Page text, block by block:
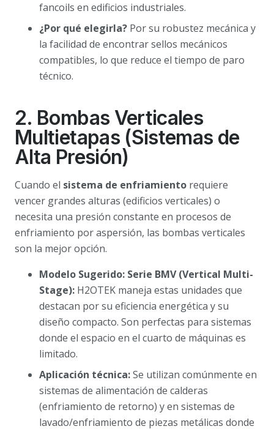
fancoils en edificios industriales.
¿Por qué elegirla? Por su robustez mecánica y
la facilidad de encontrar sellos mecánicos
compatibles, lo que reduce el tiempo de paro
técnico.
2. Bombas Verticales
Multietapas (Sistemas de
Alta Presión)
Cuando el sistema de enfriamiento requiere
vencer grandes alturas (edificios verticales) o
necesita una presión constante en procesos de
enfriamiento por aspersión, las bombas verticales
son la mejor opción.
Modelo Sugerido: Serie BMV (Vertical Multi-
Stage): H2OTEK maneja estas unidades que
destacan por su eficiencia energética y su
diseño compacto. Son perfectas para sistemas
donde el espacio en el cuarto de máquinas es
limitado.
Aplicación técnica:Se utilizan comúnmente en
sistemas de alimentación de calderas
(enfriamiento de retorno) y en sistemas de
lavado/enfriamiento de piezas metálicas donde